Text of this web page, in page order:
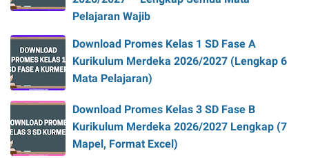
Pelajaran Wajib
Download Promes Kelas 1 SD Fase A
Kurikulum Merdeka 2026/2027 (Lengkap 6
Mata Pelajaran)
Download Promes Kelas 3 SD Fase B
Kurikulum Merdeka 2026/2027 Lengkap (7
Mapel, Format Excel)